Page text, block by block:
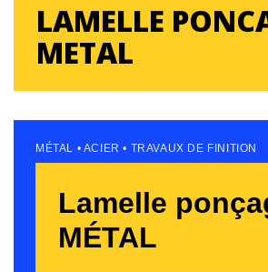
LAMELLE
METAL
MÉTAL • ACIER • TRAVAUX DE FINITION
Lamelle
MÉTAL